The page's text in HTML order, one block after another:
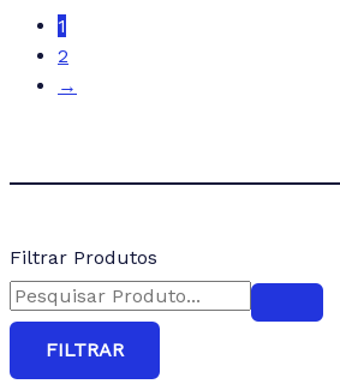
Filtrar Produtos
FILTRAR
1
2
→